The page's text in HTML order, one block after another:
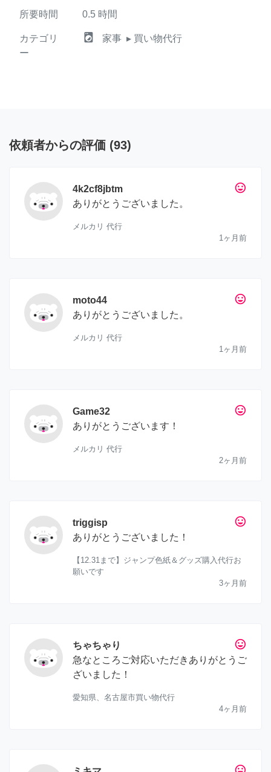
所要時間 0.5 時間
カテゴリ
ー
local_laundry_service 家事 ▸ 買い物代行
依頼者からの評価 (93)
tag_faces
4k2cf8jbtm
ありがとうございました。
メルカリ 代行
1ヶ月前
tag_faces
moto44
ありがとうございました。
メルカリ 代行
1ヶ月前
tag_faces
Game32
ありがとうございます！
メルカリ 代行
2ヶ月前
tag_faces
triggisp
ありがとうございました！
【12.31まで】ジャンプ色紙＆グッズ購入代行お
願いです
3ヶ月前
tag_faces
ちゃちゃり
急なところご対応いただきありがとうご
ざいました！
愛知県、名古屋市買い物代行
4ヶ月前